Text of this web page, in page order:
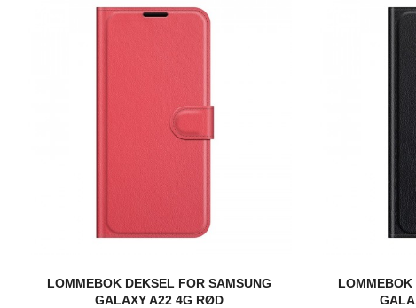
LOMMEBOK DEKSEL FOR SAMSUNG
GALAXY A22 4G RØD
LOMMEBOK